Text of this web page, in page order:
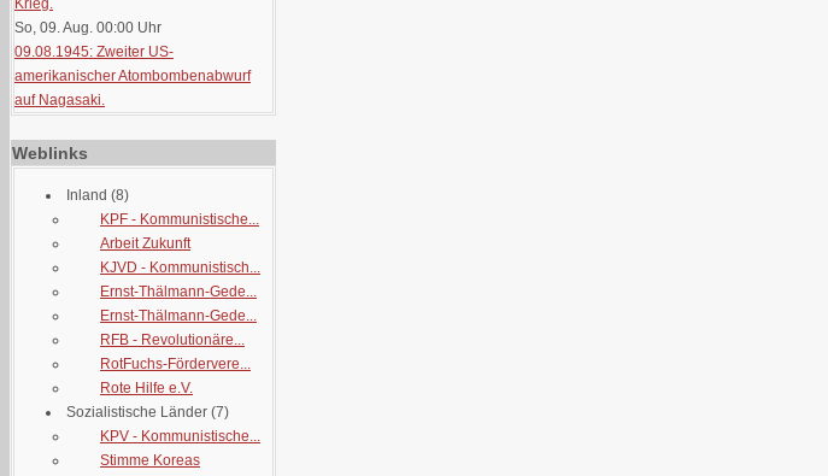
Krieg.
So, 09. Aug. 00:00 Uhr
09.08.1945: Zweiter US-
amerikanischer Atombombenabwurf
auf Nagasaki.
Weblinks
Inland (8)
KPF - Kommunistische...
Arbeit Zukunft
KJVD - Kommunistisch...
Ernst-Thälmann-Gede...
Ernst-Thälmann-Gede...
RFB - Revolutionäre...
RotFuchs-Fördervere...
Rote Hilfe e.V.
Sozialistische Länder (7)
KPV - Kommunistische...
Stimme Koreas